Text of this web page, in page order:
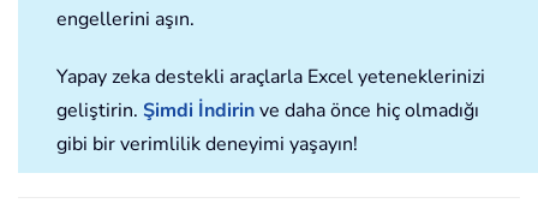
engellerini aşın.
Yapay zeka destekli araçlarla Excel yeteneklerinizi
geliştirin. Şimdi İndirinve daha önce hiç olmadığı
gibi bir verimlilik deneyimi yaşayın!